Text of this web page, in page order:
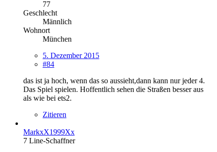
77
Geschlecht
Männlich
Wohnort
München
5. Dezember 2015
#84
das ist ja hoch, wenn das so aussieht,dann kann nur jeder 4.
Das Spiel spielen. Hoffentlich sehen die Straßen besser aus
als wie bei ets2.
Zitieren
MarkxX1999Xx
7 Line-Schaffner